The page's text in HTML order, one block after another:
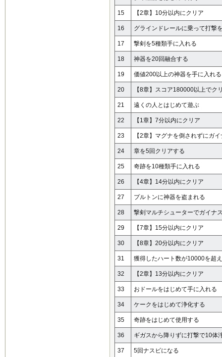
15 【2章】10分以内にクリア
16 グラインドレールに乗って打撃
17 撃剣を5種類手に入れる
18 神器を20回融合する
19 価値200以上の神器を手に入れる
20 【8章】スコア180000以上でク
21 遠くの人とはじめて遊ぶ
22 【1章】7分以内にクリア
23 【2章】マグナを倒されずにガ
24 章を5回クリアする
25 奇跡を10種類手に入れる
26 【4章】14分以内にクリア
27 プルトンに神器を盗まれる
28 撃剣マルチシューターでガイナ
29 【7章】15分以内にクリア
30 【8章】20分以内にクリア
31 獲得したハート数が10000を超
32 【2章】13分以内にクリア
33 おドールをはじめて手に入れる
34 ケークをはじめて浄化する
35 奇跡をはじめて使用する
36 ギガスから降りずに打撃で10体
37 5回ナスビになる